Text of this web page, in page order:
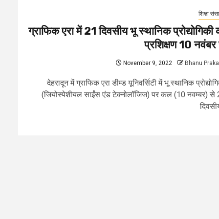
शिक्षा
ग्राफिक एरा में 21 दिवसीय भू स्थानिक प्रोद्योगिकी
प्रशिक्षण 10
November 9, 2022 Bhanu
देहरादून में ग्राफिक एरा डीम्ड यूनिवर्सिटी में भू स्थानिक
(जियोस्पेशीयल साईंस एंड टेक्नोलॉजिज) पर कल (10 नवम्बर) से